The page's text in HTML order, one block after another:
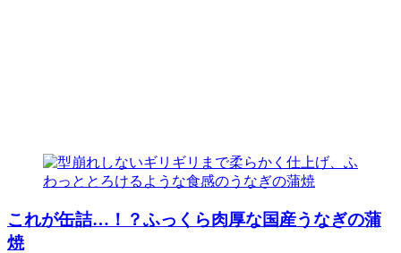
これが缶詰…！？ふっくら肉厚な国産うなぎの蒲
焼